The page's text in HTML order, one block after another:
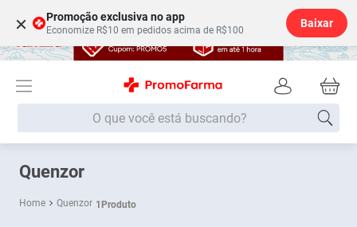
× Promoção exclusiva no app
Economize R$10 em pedidos acima de R$100
Baixar
O que você está buscando?
Quenzor
Quenzor 1Produto
Termos mais buscados
1 º Fralda